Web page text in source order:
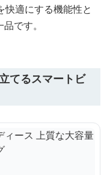
快適にする機能性と
です。
てるスマートビ